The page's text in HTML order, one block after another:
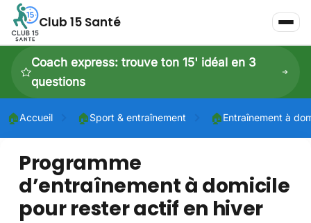
Club 15 Santé
Coach express: trouve ton 15' idéal en 3
questions
🏠Accueil 🏠Sport & entraînement 🏠Entraînement à
Programme
d’entraînement à domicile
pour rester actif en hiver